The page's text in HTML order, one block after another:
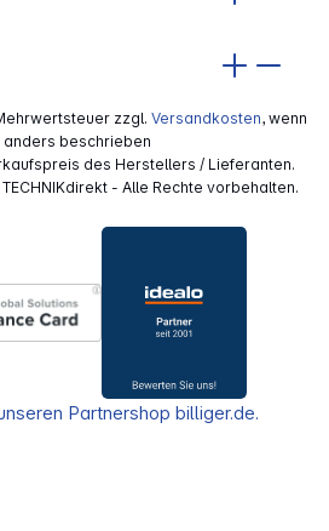
zzgl. Versandkosten, wenn
anders beschrieben
des Herstellers / Lieferanten.
- Alle Rechte vorbehalten.